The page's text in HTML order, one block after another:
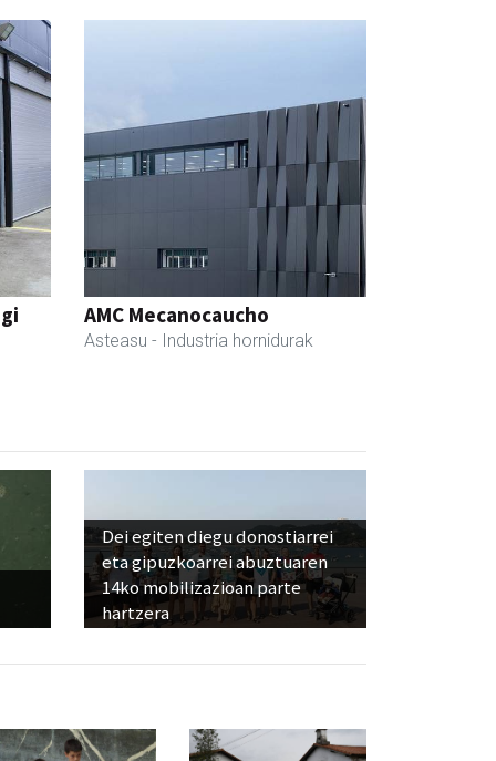
AMC Mecanocaucho
Asteasu - Industria hornidurak
Dei egiten diegu donostiarrei
eta gipuzkoarrei abuztuaren
14ko mobilizazioan parte
hartzera